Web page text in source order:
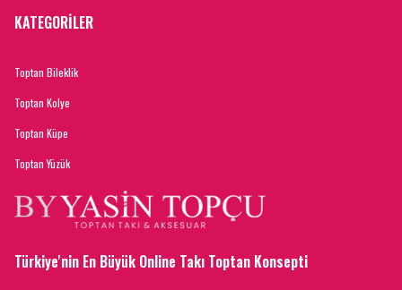
KATEGORİLER
Toptan Bileklik
Toptan Kolye
Toptan Küpe
Toptan Yüzük
Türkiye'nin En Büyük Online Takı Toptan Konsepti